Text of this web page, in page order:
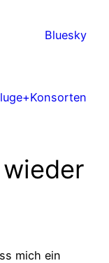
Bluesky
mich ein